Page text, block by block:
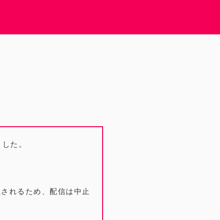
た。
れるため、配信は中止